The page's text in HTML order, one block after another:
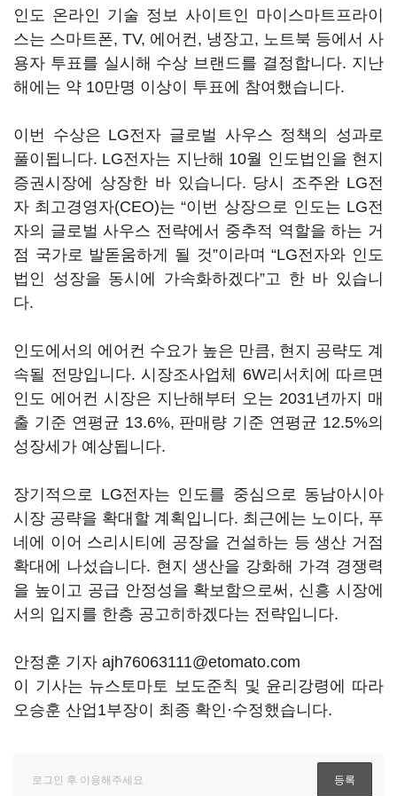
인도 온라인 기술 정보 사이트인 마이스마트프라이
스는 스마트폰, TV, 에어컨, 냉장고, 노트북 등에서 사
용자 투표를 실시해 수상 브랜드를 결정합니다. 지난
해에는 약 10만명 이상이 투표에 참여했습니다.
이번 수상은 LG전자 글로벌 사우스 정책의 성과로
풀이됩니다. LG전자는 지난해 10월 인도법인을 현지
증권시장에 상장한 바 있습니다. 당시 조주완 LG전
자 최고경영자(CEO)는 “이번 상장으로 인도는 LG전
자의 글로벌 사우스 전략에서 중추적 역할을 하는 거
점 국가로 발돋움하게 될 것”이라며 “LG전자와 인도
법인 성장을 동시에 가속화하겠다”고 한 바 있습니
다.
인도에서의 에어컨 수요가 높은 만큼, 현지 공략도 계
속될 전망입니다. 시장조사업체 6W리서치에 따르면
인도 에어컨 시장은 지난해부터 오는 2031년까지 매
출 기준 연평균 13.6%, 판매량 기준 연평균 12.5%의
성장세가 예상됩니다.
장기적으로 LG전자는 인도를 중심으로 동남아시아
시장 공략을 확대할 계획입니다. 최근에는 노이다, 푸
네에 이어 스리시티에 공장을 건설하는 등 생산 거점
확대에 나섰습니다. 현지 생산을 강화해 가격 경쟁력
을 높이고 공급 안정성을 확보함으로써, 신흥 시장에
서의 입지를 한층 공고히하겠다는 전략입니다.
안정훈 기자 ajh76063111@etomato.com
이 기사는 뉴스토마토 보도준칙 및 윤리강령에 따라
오승훈 산업1부장이 최종 확인·수정했습니다.